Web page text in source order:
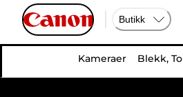
Butikk
Kameraer Blekk,